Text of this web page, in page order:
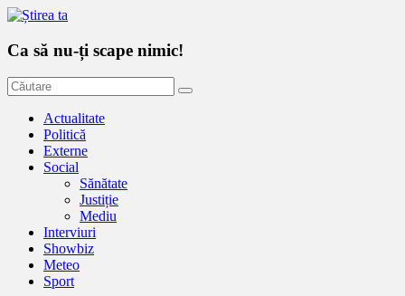
Ca să nu-ți scape nimic!
Actualitate
Politică
Externe
Social
Sănătate
Justiție
Mediu
Interviuri
Showbiz
Meteo
Sport